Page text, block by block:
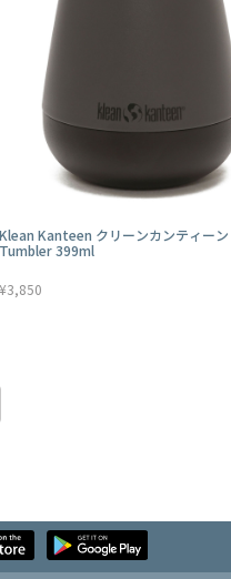
Klean Kanteen クリーンカンティーン
Tumbler 399ml
¥3,850